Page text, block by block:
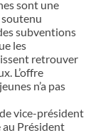
sont une
subventions
les
retrouver
L’offre
n’a pas
vice-président
au Président